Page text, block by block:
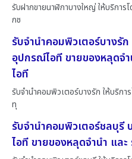
รับฝากขายนาฬิกาบางใหญ่ ให้บริการ
กช
รับจำนำคอมพิวเตอร์บางรั
อุปกรณ์ไอที ขายของหลุดจ
ไอที
รับจำนำคอมพิวเตอร์บางรัก ให้บริกา
ทุ
รับจำนำคอมพิวเตอร์ชลบุรี
ไอที ขายของหลุดจำนำ แล